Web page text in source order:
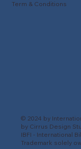
Term & Conditions
© 2024 by
by Cirrus Design
IBFI - International
Trademark solely